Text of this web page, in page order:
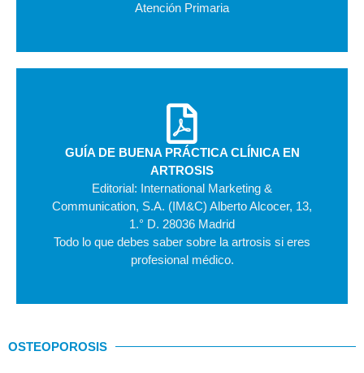
Atención Primaria
GUÍA DE BUENA PRÁCTICA CLÍNICA EN
ARTROSIS
Editorial: International Marketing &
Communication, S.A. (IM&C) Alberto Alcocer, 13,
1.° D. 28036 Madrid
Todo lo que debes saber sobre la artrosis si eres
profesional médico.
OSTEOPOROSIS